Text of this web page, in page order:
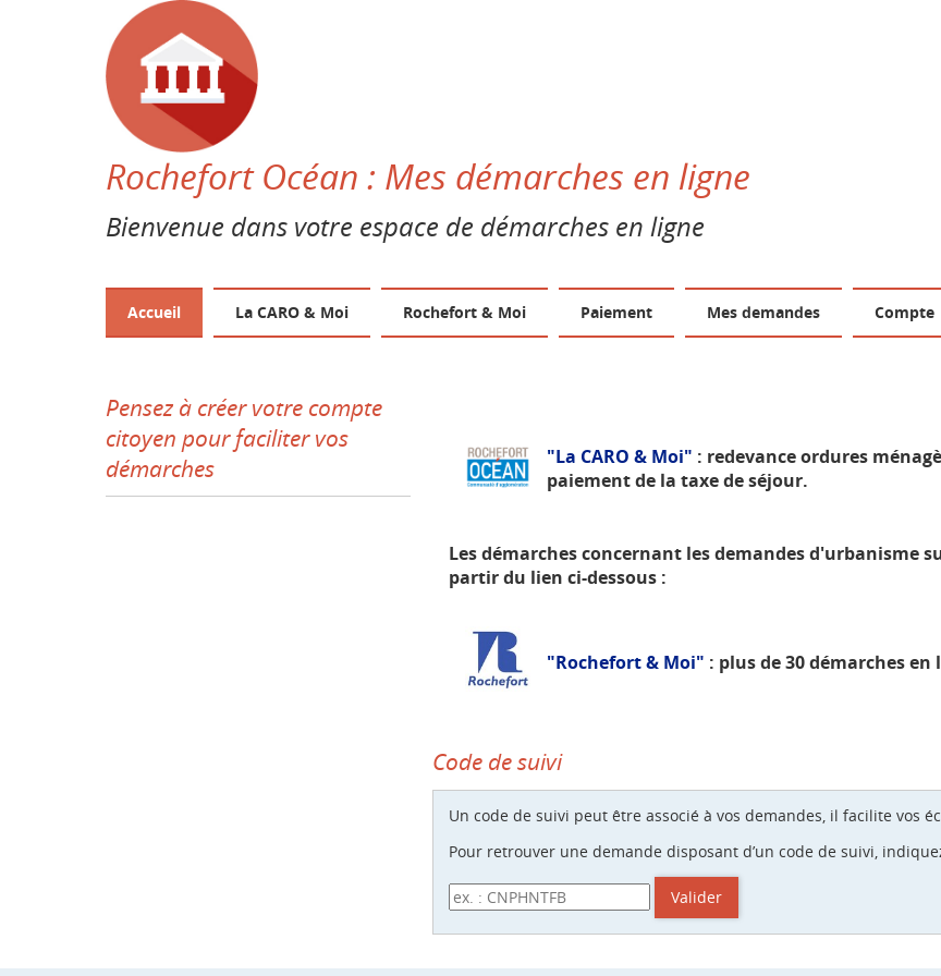
Rochefort Océan : Mes démarches en ligne
Bienvenue dans votre espace de démarches en ligne
Accueil La CARO & Moi Rochefort & Moi Paiement Mes demandes Compte
Pensez à créer votre compte
citoyen pour faciliter vos
démarches
"La CARO & Moi" : redevance ordures
paiement de la taxe de séjour.
Les démarches concernant les demandes d'urbanisme
partir du lien ci-dessous :
"Rochefort & Moi" : plus de 30 démarches
Code de suivi
Un code de suivi peut être associé à vos demandes, il facilite vos
Pour retrouver une demande disposant d’un code de suivi,
Code de suivi
Valider